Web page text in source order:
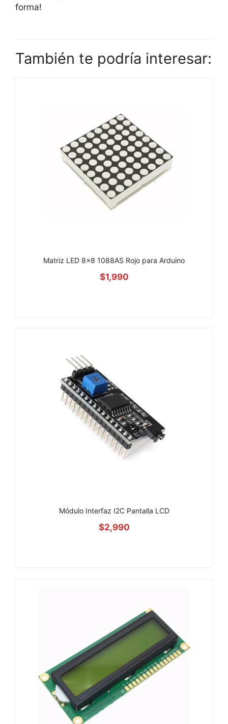
forma!
También te podría interesar:
Matriz LED 8×8 1088AS Rojo para Arduino
$1,990
Módulo Interfaz I2C Pantalla LCD
$2,990